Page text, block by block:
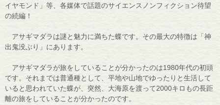
イヤモンド」等、各媒体で話題のサイエンスノンフィクション待望
の続編！
アサギマダラは謎と魅力に満ちた蝶です。その最大の特徴は「神
出鬼没ぶり」にあります。
アサギマダラが旅をしていることが分かったのは1980年代の初頭
です。それまでは普通種として、平地や山地でゆったりと生活して
いると思われていた蝶が、突然、大海原を渡って2000キロもの長距
離の旅をしていることが分かったのです。